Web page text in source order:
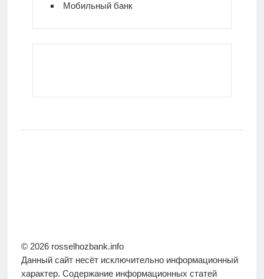
Мобильный банк
© 2026 rosselhozbank.info
Данный сайт несёт исключительно информационный
характер. Содержание информационных статей